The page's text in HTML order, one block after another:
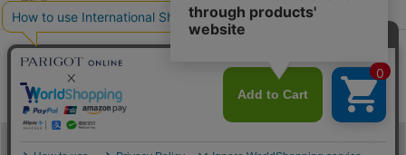
新着情報を、プッシュ通知でいち早くお届け。
©︎ACCES co. ltd. all rights reserved
※当サイト掲載写真のオークションなどへの二次転用を固く禁じます。